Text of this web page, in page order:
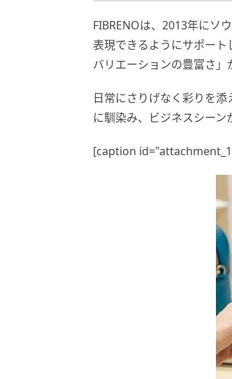
FIBRENOは、2013年にソ
表現できるようにサポート
バリエーションの豊富さ」
日常にさりげなく彩りを
に馴染み、ビジネスシーン
[caption